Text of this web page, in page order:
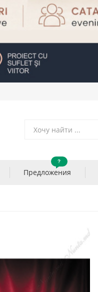
Предложения
?
SHOWROOM
РАСПОЛОЖЕННЫЙ В
ЦЕНТРЕ СТОЛИЦЫ